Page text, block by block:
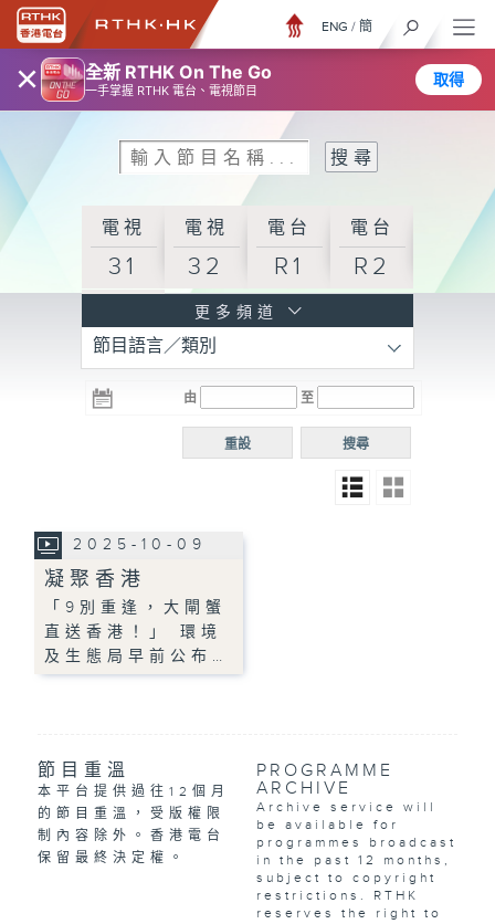
× 全新 RTHK On The Go
一手掌握 RTHK 電台、電視節目
取得
ENG / 簡
電視
31
電視
32
電台
R1
電台
R2
R3
電台 電台
R5
電台
普通
更多頻道
節目語言／類別
由 至
搜尋
重設
2025-10-09
凝聚香港
「9別重逢，大閘蟹
直送香港！」 環境
及生態局早前公布…
節目重溫
本平台提供過往12個月
的節目重溫，受版權限
制內容除外。香港電台
保留最終決定權。
PROGRAMME
ARCHIVE
Archive service will
be available for
programmes broadcast
in the past 12 months,
subject to copyright
restrictions. RTHK
reserves the right to